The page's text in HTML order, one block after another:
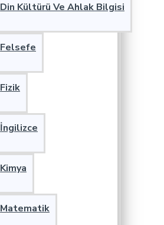
Din Kültürü Ve Ahlak Bilgisi
Felsefe
Fizik
İngilizce
Kimya
Matematik